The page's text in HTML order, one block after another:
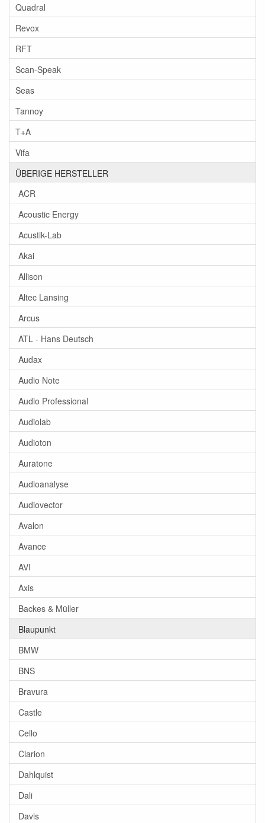
Quadral
Revox
RFT
Scan-Speak
Seas
Tannoy
T+A
Vifa
ÜBERIGE HERSTELLER
ACR
Acoustic Energy
Acustik-Lab
Akai
Allison
Altec Lansing
Arcus
ATL - Hans Deutsch
Audax
Audio Note
Audio Professional
Audiolab
Audioton
Auratone
Audioanalyse
Audiovector
Avalon
Avance
AVI
Axis
Backes & Müller
Blaupunkt
BMW
BNS
Bravura
Castle
Cello
Clarion
Dahlquist
Dali
Davis